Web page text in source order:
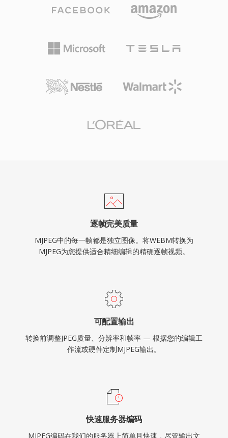
应用。MJPEG常用于网络摄像机、安防监控系
单帧完整性和低处理延迟比现代帧间编解码器更低
的带宽需求更为重要。该格式在保持良好视觉质量
量下比特率显著高于时间压缩方法。MJPEG流可
的嵌入式硬件上也能可靠解码。
逐帧完美质量
MJPEG中的每一帧都是独立图像。将WEBM转换为
MJPEG为您提供适合精细编辑的精确逐帧视频。
可配置输出
转换前调整JPEG质量、分辨率和帧率 — 根据您的编辑工
作流或硬件定制MJPEG输出。
快速服务器编码
MJPEG编码在我们的服务器上简单且快速，尽管输出文